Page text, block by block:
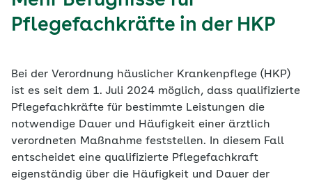
Pflegefachkräfte in der HKP
Bei der Verordnung häuslicher Krankenpflege (HKP)
ist es seit dem 1. Juli 2024 möglich, dass qualifizierte
Pflegefachkräfte für bestimmte Leistungen die
notwendige Dauer und Häufigkeit einer ärztlich
verordneten Maßnahme feststellen. In diesem Fall
entscheidet eine qualifizierte Pflegefachkraft
eigenständig über die Häufigkeit und Dauer der